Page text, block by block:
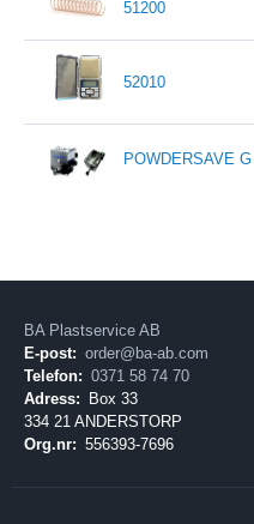
51200
52010
POWDERSAVE G
BA Plastservice AB
E-post: order@ba-ab.com
Telefon: 0371 58 74 70
Adress:
Box 33
334 21 ANDERSTORP
Org.nr: 556393-7696